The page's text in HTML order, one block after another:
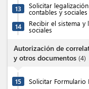
13 Solicitar
contables y sociales
14
Recibir el sistema
sociales
Autorización de
y otros documentos (4)
15 Solicitar Formulario